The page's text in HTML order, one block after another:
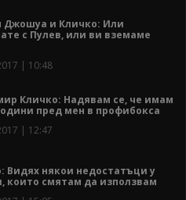
Джошуа и Кличко: Или
с Пулев, или ви вземаме
| 10:48
Кличко: Надявам се, че имам
пред мен в профибокса
| 12:47
Видях някои недостатъци у
които смятам да използвам